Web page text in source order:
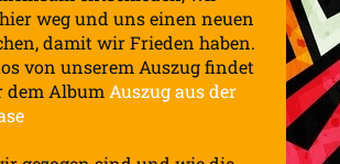
weg und uns einen neuen
damit wir Frieden haben.
von unserem Auszug findet
dem Album Auszug aus der